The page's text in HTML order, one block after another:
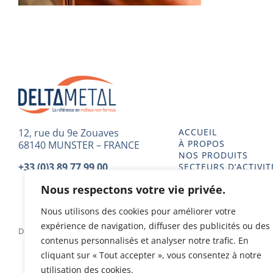
Nous respectons votre vie privée.
Nous utilisons des cookies pour améliorer votre
expérience de navigation, diffuser des publicités ou des
contenus personnalisés et analyser notre trafic. En
cliquant sur « Tout accepter », vous consentez à notre
utilisation des cookies.
12, rue du 9e Zouaves
68140 MUNSTER – FRANCE
+33 (0)3 89 77 99 00
ACCUEIL
À PROPOS
NOS PRODUITS
SECTEURS
Delta Metal 2023 - Tous droits réservés - Conception & Design